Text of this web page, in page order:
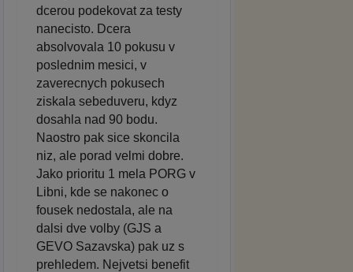
dcerou podekovat za testy
nanecisto. Dcera
absolvovala 10 pokusu v
poslednim mesici, v
zaverecnych pokusech
ziskala sebeduveru, kdyz
dosahla nad 90 bodu.
Naostro pak sice skoncila
niz, ale porad velmi dobre.
Jako prioritu 1 mela PORG v
Libni, kde se nakonec o
fousek nedostala, ale na
dalsi dve volby (GJS a
GEVO Sazavska) pak uz s
prehledem. Nejvetsi benefit